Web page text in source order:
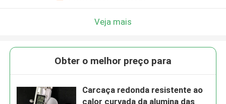
Veja mais
Obter o melhor preço para
Carcaça redonda resistente ao
calor curvada da alumina das